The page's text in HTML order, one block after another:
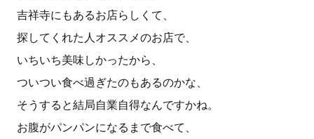
吉祥寺にもあるお店らしくて、
探してくれた人オススメのお店で、
いちいち美味しかったから、
ついつい食べ過ぎたのもあるのかな、
そうすると結局自業自得なんですかね。
お腹がパンパンになるまで食べて、